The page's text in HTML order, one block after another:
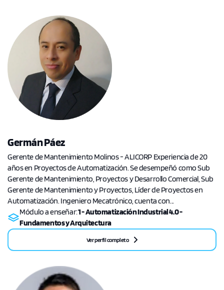
Germán Páez
Gerente de Mantenimiento Molinos - ALICORP Experiencia de 20
años en Proyectos de Automatización. Se desempeñó como Sub
Gerente de Mantenimiento, Proyectos y Desarrollo Comercial, Sub
Gerente de Mantenimiento y Proyectos, Líder de Proyectos en
Automatización. Ingeniero Mecatrónico, cuenta con...
Módulo a enseñar:1 - Automatización Industrial 4.0 -
Fundamentos y Arquitectura
Ver perfil completo